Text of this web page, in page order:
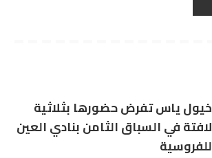
خيول ياس تفرض حضورها بثلاثية
لافتة في السباق الثامن بنادي العين
للفروسية